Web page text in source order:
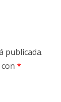
publicada.
*